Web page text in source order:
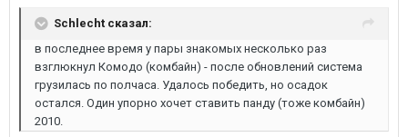
Schlecht сказал:
в последнее время у пары знакомых несколько раз
взглюкнул Комодо (комбайн) - после обновлений система
грузилась по полчаса. Удалось победить, но осадок
остался. Один упорно хочет ставить панду (тоже комбайн)
2010.